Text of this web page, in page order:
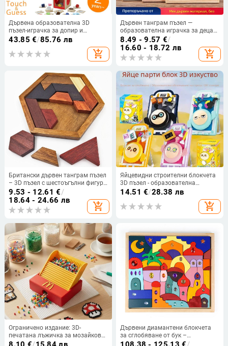
Дървена образователна 3D
пъзел-играчка за допир и
отгатване, за възрастни над 61
43.85 €/85.76 лв
add_shopping_cart
Дървен танграм пъзел —
образователна играчка за деца
4–6 г; материал: дърво;
произход: Zhejiang
8.49 - 9.57 €/
16.60 - 18.72 лв
add_shopping_cart
Британски дървен танграм пъзел
– 3D пъзел с шестоъгълни фигури
за деца 0–3 години,
образователна играчка
9.53 - 12.61 €/
18.64 - 24.66 лв
add_shopping_cart
Яйцевидни строителни блокчета
3D пъзел - образователна
играчка за деца на възраст 7–14
14.51 €/28.38 лв
add_shopping_cart
Ограничено издание: 3D-
печатана лъжичка за мозайкови
мъниста – DIY инструмент и
Дървени диамантени блокчета
за сглобяване от бук –
образователна дървена игра за